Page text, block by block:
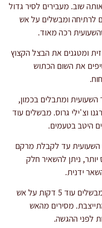
שוב. מעבירים לסיר גדול
מביאים לרתיחה ומבשלים על אש
רכה מאוד.
ומטגנים את הבצל הקצוץ
את השום הכתוש
ומתבלים בכמון,
וצ'ילי גרוס. מבשלים עוד
השעועית עד לקבלת מרקם
ניתן להשאיר חלק
ידנית.
מתקנים תיבול במידת הצורך ומבשלים עוד 5 דקות על אש
מסירים מהאש
לפני ההגשה.